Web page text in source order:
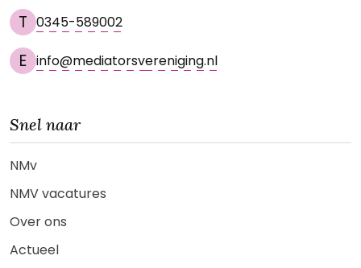
T 0345-589002
E info@mediatorsvereniging.nl
Snel naar
NMv
NMV vacatures
Over ons
Actueel